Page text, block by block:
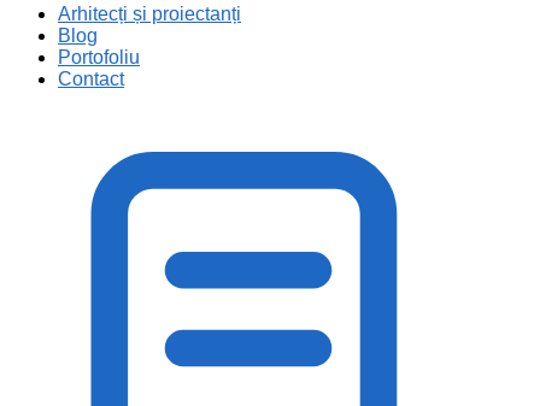
Arhitecți și proiectanți
Blog
Portofoliu
Contact